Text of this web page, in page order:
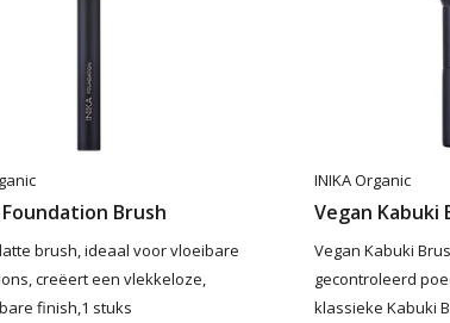
Brush
brush, ideaal voor vloeibare
creëert een vlekkeloze,
finish,1 stuks
INIKA Organic
Vegan Kabuki
Vegan Kabuki
gecontroleerd
klassieke Kabuki